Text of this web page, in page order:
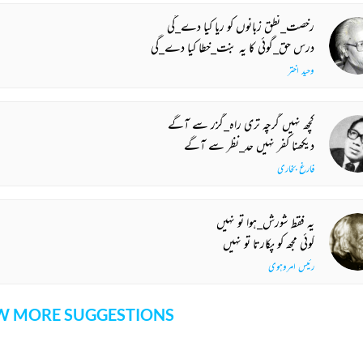
رخصت_نطق زبانوں کو ریا کیا دے_گی
درس حق_گوئی کا یہ بنت_خطا کیا دے_گی
وحید اختر
کچھ نہیں گرچہ تری راہ_گزر سے آگے
دیکھنا کفر نہیں حد_نظر سے آگے
فارغ بخاری
یہ فقط شورش_ہوا تو نہیں
کوئی مجھ کو پکارتا تو نہیں
رئیس امروہوی
MORE SUGGESTIONS